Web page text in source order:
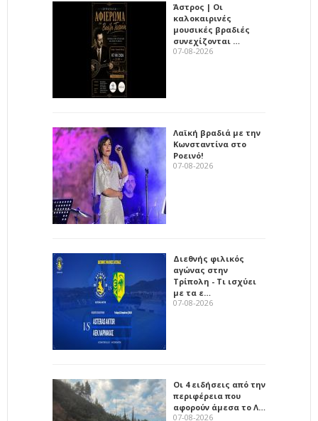
Άστρος | Οι
καλοκαιρινές
μουσικές βραδιές
συνεχίζονται …
07-08-2026
Λαϊκή βραδιά με την
Κωνσταντίνα στο
Ροεινό!
07-08-2026
Διεθνής φιλικός
αγώνας στην
Τρίπολη - Τι ισχύει
με τα ε…
07-08-2026
Οι 4 ειδήσεις από την
περιφέρεια που
αφορούν άμεσα το Λ…
07-08-2026